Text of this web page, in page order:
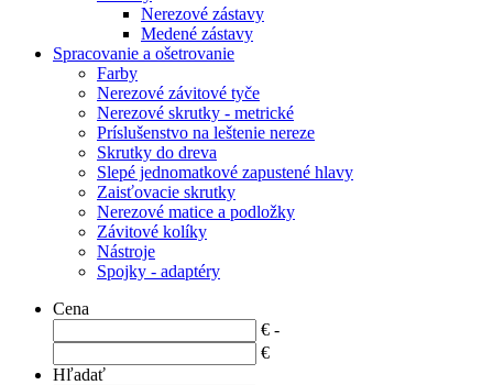
Nerezové zástavy
Medené zástavy
Spracovanie a ošetrovanie
Farby
Nerezové závitové tyče
Nerezové skrutky - metrické
Príslušenstvo na leštenie nereze
Skrutky do dreva
Slepé jednomatkové zapustené hlavy
Zaisťovacie skrutky
Nerezové matice a podložky
Závitové kolíky
Nástroje
Spojky - adaptéry
Cena
€ -
€
Hľadať